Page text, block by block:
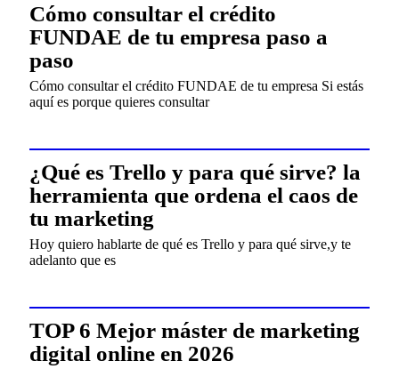
Cómo consultar el crédito
FUNDAE de tu empresa paso a
paso
Cómo consultar el crédito FUNDAE de tu empresa Si estás
aquí es porque quieres consultar
¿Qué es Trello y para qué sirve? la
herramienta que ordena el caos de
tu marketing
Hoy quiero hablarte de qué es Trello y para qué sirve,y te
adelanto que es
TOP 6 Mejor máster de marketing
digital online en 2026